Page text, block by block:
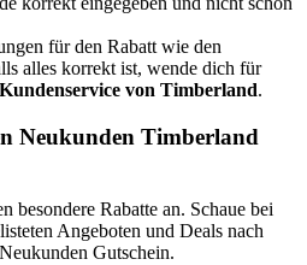
für den Rabatt wie den
alles korrekt ist, wende dich für
Kundenservice von Timberland.
Neukunden Timberland
besondere Rabatte an. Schaue bei
Angeboten und Deals nach
Gutschein.